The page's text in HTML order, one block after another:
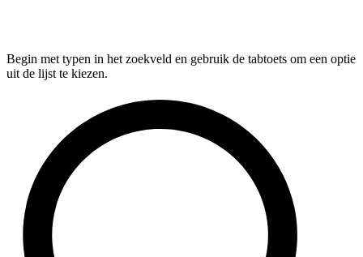
Begin met typen in het zoekveld en gebruik de tabtoets om een optie
uit de lijst te kiezen.